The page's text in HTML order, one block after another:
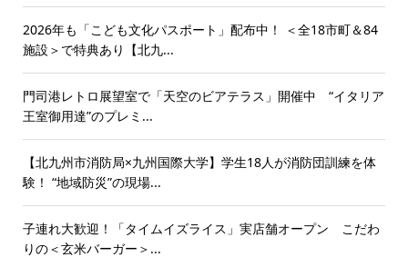
2026年も「こども文化パスポート」配布中！ ＜全18市町＆84
施設＞で特典あり【北九...
門司港レトロ展望室で「天空のビアテラス」開催中 “イタリア
王室御用達”のプレミ...
【北九州市消防局×九州国際大学】学生18人が消防団訓練を体
験！ “地域防災”の現場...
子連れ大歓迎！「タイムイズライス」実店舗オープン こだわ
りの＜玄米バーガー＞...